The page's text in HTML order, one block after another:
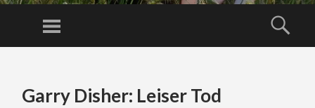
Menu
CONTENTGarry Disher: Leiser Tod